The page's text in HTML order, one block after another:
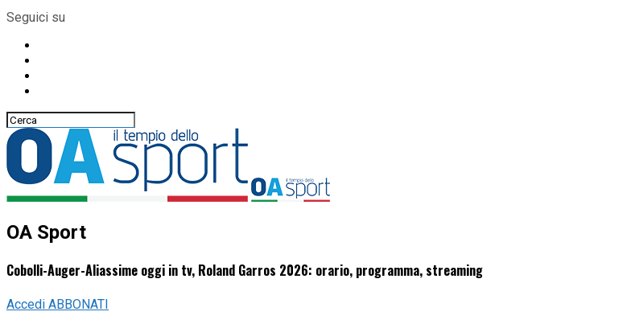
Seguici su
OA Sport
Cobolli-Auger-Aliassime oggi in tv, Roland Garros 2026: orario, programma, streaming
Accedi ABBONATI